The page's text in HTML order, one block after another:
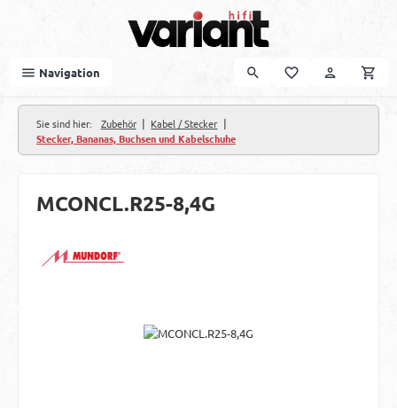
Navigation
Sie sind hier: Zubehör | Kabel / Stecker |
Stecker, Bananas, Buchsen und Kabelschuhe
MCONCL.R25-8,4G
Bildergalerie überspringen